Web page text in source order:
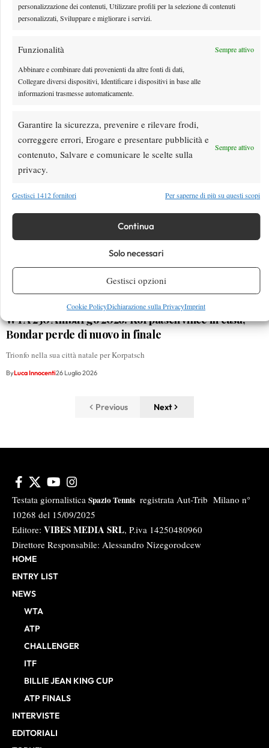
personalizzazione dei contenuti, Utilizzare profili per la selezione di contenuti
personalizzati, Sviluppare e migliorare i servizi.
Funzionalità Sempre attivo
Abbinare e combinare dati provenienti da altre fonti di dati,
Collegare diversi dispositivi, Identificare i dispositivi in base alle
informazioni trasmesse automaticamente.
Garantire la sicurezza, prevenire e rilevare frodi,
correggere errori, Erogare e presentare pubblicità e
contenuto, Salvare e comunicare le scelte sulla
privacy.
Sempre attivo
Gestisci 1412 fornitori Per saperne di più su questi scopi
Continua
Solo necessari
Gestisci opzioni
Cookie PolicyDichiarazione sulla PrivacyImprint
Sinner primo ospite della nuova nave da crociera
Sinner lontano dai campi da tennis per due giorni
Luca Innocenti26 Luglio 2026
WTA 250 Amburgo 2026: Korpatsch vince in casa,
Bondar perde di nuovo in finale
Trionfo nella sua città natale per Korpatsch
ByLuca Innocenti26 Luglio 2026
Previous Next
Testata giornalistica Spazio Tennis registrata Aut-Trib Milano n°
10268 del 15/09/2025
Editore: VIBES MEDIA SRL, P.iva 14250480960
Direttore Responsabile: Alessandro Nizegorodcew
HOME
ENTRY LIST
NEWS
WTA
ATP
CHALLENGER
ITF
BILLIE JEAN KING CUP
ATP FINALS
INTERVISTE
EDITORIALI